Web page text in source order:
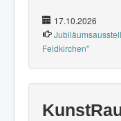
17.10.2026
Feldkirchen"